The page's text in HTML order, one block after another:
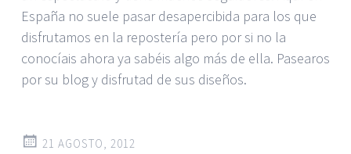
España no suele pasar desapercibida para los que
disfrutamos en la repostería pero por si no la
conocíais ahora ya sabéis algo más de ella. Pasearos
por su blog y disfrutad de sus diseños.
21 AGOSTO, 2012